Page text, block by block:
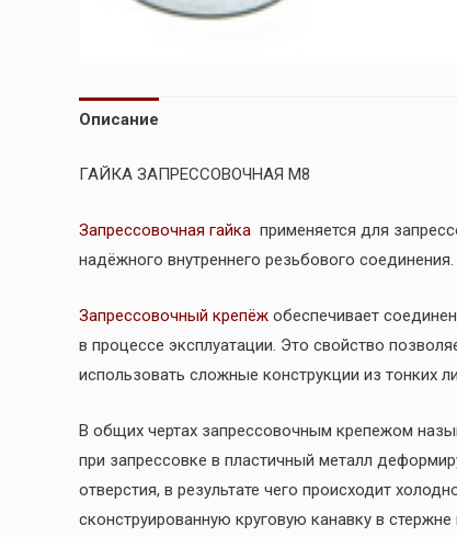
Описание
ГАЙКА ЗАПРЕССОВОЧНАЯ М8
Запрессовочная гайка применяется для
надёжного внутреннего резьбового соединения.
Запрессовочный крепёж обеспечивает
в процессе эксплуатации. Это свойство
использовать сложные конструкции из тонких
В общих чертах запрессовочным крепежом
при запрессовке в пластичный металл
отверстия, в результате чего происходит
сконструированную круговую канавку в